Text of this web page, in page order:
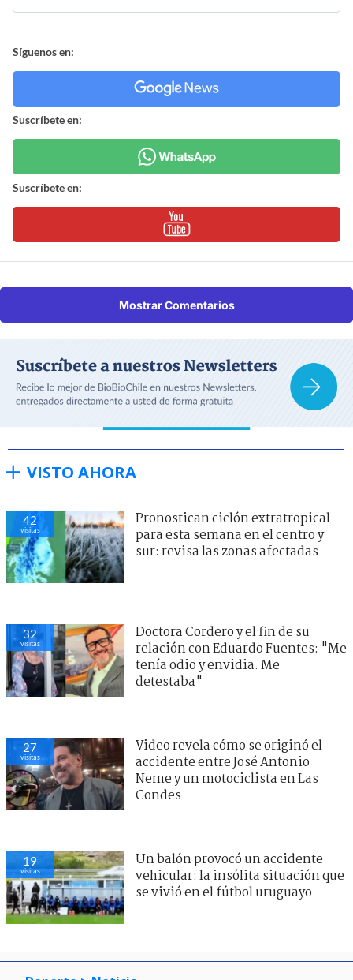
Síguenos en:
Suscríbete en:
Suscríbete en:
Mostrar Comentarios
VISTO AHORA
42
visitas
Pronostican ciclón extratropical
para esta semana en el centro y
sur: revisa las zonas afectadas
32
visitas
Doctora Cordero y el fin de su
relación con Eduardo Fuentes: "Me
tenía odio y envidia. Me
detestaba"
27
visitas
Video revela cómo se originó el
accidente entre José Antonio
Neme y un motociclista en Las
Condes
19
visitas
Un balón provocó un accidente
vehicular: la insólita situación que
se vivió en el fútbol uruguayo